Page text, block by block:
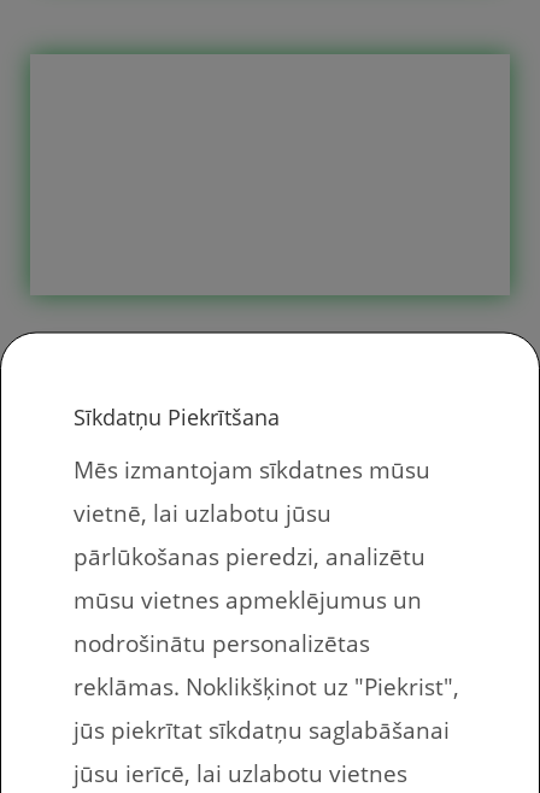
Mūsu labākie uzdevumi ir tie, kurus
Populārākie
drukājamie uzdevumi
bērniem 2024.gadā
Sīkdatņu Piekrītšana
Mēs izmantojam sīkdatnes mūsu
vietnē, lai uzlabotu jūsu
pārlūkošanas pieredzi, analizētu
mūsu vietnes apmeklējumus un
nodrošinātu personalizētas
reklāmas. Noklikšķinot uz "Piekrist",
jūs piekrītat sīkdatņu saglabāšanai
jūsu ierīcē, lai uzlabotu vietnes